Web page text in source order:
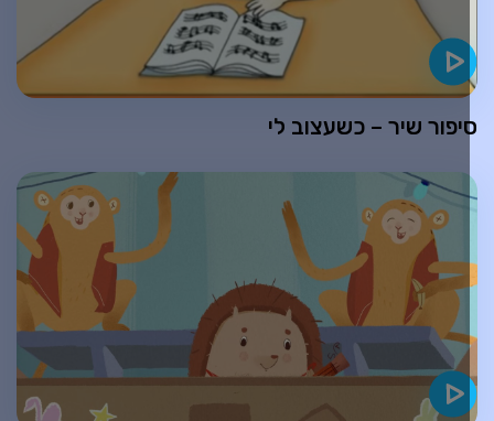
שיר – כשעצוב לי